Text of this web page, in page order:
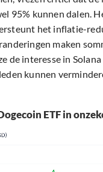
95% kunnen dalen.
het inflatie-
maken
de interesse in
kunnen
ETF in